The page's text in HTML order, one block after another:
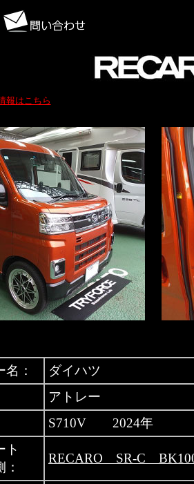
報はこちら
名：
ダイハツ
アトレー
S710V 2024年
ト
RECARO SR-C